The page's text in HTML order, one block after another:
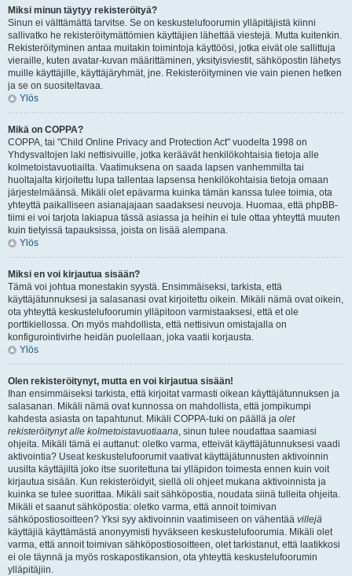
Miksi minun täytyy rekisteröityä?
Sinun ei välttämättä tarvitse. Se on keskustelufoorumin ylläpitäjistä kiinni
sallivatko he rekisteröitymättömien käyttäjien lähettää viestejä. Mutta kuitenkin.
Rekisteröityminen antaa muitakin toimintoja käyttöösi, jotka eivät ole sallittuja
vieraille, kuten avatar-kuvan määrittäminen, yksityisviestit, sähköpostin lähetys
muille käyttäjille, käyttäjäryhmät, jne. Rekisteröityminen vie vain pienen hetken
ja se on suositeltavaa.
Ylös
Mikä on COPPA?
COPPA, tai "Child Online Privacy and Protection Act" vuodelta 1998 on
Yhdysvaltojen laki nettisivuille, jotka keräävät henkilökohtaisia tietoja alle
kolmetoistavuotiailta. Vaatimuksena on saada lapsen vanhemmilta tai
huoltajalta kirjoitettu lupa tallentaa lapsensa henkilökohtaisia tietoja omaan
järjestelmäänsä. Mikäli olet epävarma kuinka tämän kanssa tulee toimia, ota
yhteyttä paikalliseen asianajajaan saadaksesi neuvoja. Huomaa, että phpBB-
tiimi ei voi tarjota lakiapua tässä asiassa ja heihin ei tule ottaa yhteyttä muuten
kuin tietyissä tapauksissa, joista on lisää alempana.
Ylös
Miksi en voi kirjautua sisään?
Tämä voi johtua monestakin syystä. Ensimmäiseksi, tarkista, että
käyttäjätunnuksesi ja salasanasi ovat kirjoitettu oikein. Mikäli nämä ovat oikein,
ota yhteyttä keskustelufoorumin ylläpitoon varmistaaksesi, että et ole
porttikiellossa. On myös mahdollista, että nettisivun omistajalla on
konfigurointivirhe heidän puolellaan, joka vaatii korjausta.
Ylös
Olen rekisteröitynyt, mutta en voi kirjautua sisään!
Ihan ensimmäiseksi tarkista, että kirjoitat varmasti oikean käyttäjätunnuksen ja
salasanan. Mikäli nämä ovat kunnossa on mahdollista, että jompikumpi
kahdesta asiasta on tapahtunut. Mikäli COPPA-tuki on päällä ja olet
rekisteröitynyt alle kolmetoistavuotiaana, sinun tulee noudattaa saamiasi
ohjeita. Mikäli tämä ei auttanut: oletko varma, etteivät käyttäjätunnuksesi vaadi
aktivointia? Useat keskustelufoorumit vaativat käyttäjätunnusten aktivoinnin
uusilta käyttäjiltä joko itse suoritettuna tai ylläpidon toimesta ennen kuin voit
kirjautua sisään. Kun rekisteröidyit, siellä oli ohjeet mukana aktivoinnista ja
kuinka se tulee suorittaa. Mikäli sait sähköpostia, noudata siinä tulleita ohjeita.
Mikäli et saanut sähköpostia: oletko varma, että annoit toimivan
sähköpostiosoitteen? Yksi syy aktivoinnin vaatimiseen on vähentää villejä
käyttäjiä käyttämästä anonyymisti hyväkseen keskustelufoorumia. Mikäli olet
varma, että annoit toimivan sähköpostiosoitteen, olet tarkistanut, että laatikkosi
ei ole täynnä ja myös roskapostikansion, ota yhteyttä keskustelufoorumin
ylläpitäjiin.